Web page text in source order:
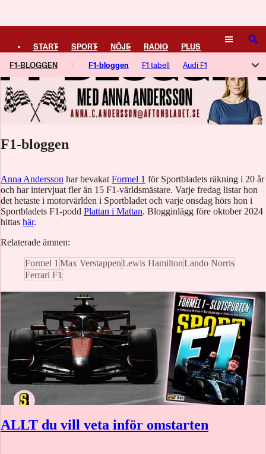
START SPORT NÖJE RADIO PLUS SÖK
F1-BLOGGEN F1-bloggen F1 tabell Audi F1
Racing Bulls Alpine (Renault) Aston Martin Ferrari
Haas McLaren Mercedes Red bull racing Williams
F1-bloggen
Anna Andersson har bevakat Formel 1 för Sportbladets räkning i 20 år
och har intervjuat fler än 15 F1-världsmästare. Varje fredag listar hon
det hetaste i motorvärlden i Sportbladet och varje onsdag hörs hon i
Sportbladets F1-podd Plattan i Mattan. Blogginlägg före oktober 2024
hittas här.
Relaterade ämnen:
Formel 1 Max VerstappenLewis HamiltonLando Norris
Ferrari F1
ALLT du vill veta inför omstarten